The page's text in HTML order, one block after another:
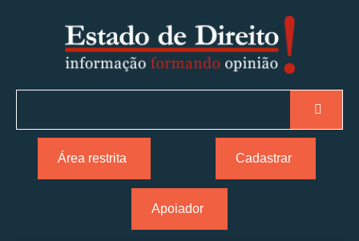
Área restrita Cadastrar
Apoiador